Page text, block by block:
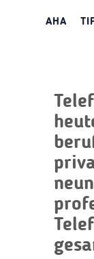
AHA